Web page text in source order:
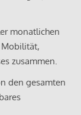
monatlichen
Mobilität,
zusammen.
den gesamten